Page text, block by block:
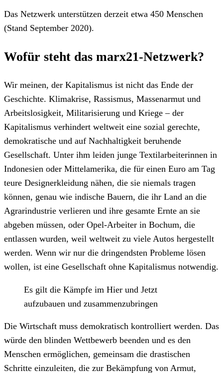
Das Netzwerk unterstützen derzeit etwa 450 Menschen
(Stand September 2020).
Wofür steht das marx21-Netzwerk?
Wir meinen, der Kapitalismus ist nicht das Ende der
Geschichte. Klimakrise, Rassismus, Massenarmut und
Arbeitslosigkeit, Militarisierung und Kriege – der
Kapitalismus verhindert weltweit eine sozial gerechte,
demokratische und auf Nachhaltigkeit beruhende
Gesellschaft. Unter ihm leiden junge Textilarbeiterinnen in
Indonesien oder Mittelamerika, die für einen Euro am Tag
teure Designerkleidung nähen, die sie niemals tragen
können, genau wie indische Bauern, die ihr Land an die
Agrarindustrie verlieren und ihre gesamte Ernte an sie
abgeben müssen, oder Opel-Arbeiter in Bochum, die
entlassen wurden, weil weltweit zu viele Autos hergestellt
werden. Wenn wir nur die dringendsten Probleme lösen
wollen, ist eine Gesellschaft ohne Kapitalismus notwendig.
Es gilt die Kämpfe im Hier und Jetzt
aufzubauen und zusammenzubringen
Die Wirtschaft muss demokratisch kontrolliert werden. Das
würde den blinden Wettbewerb beenden und es den
Menschen ermöglichen, gemeinsam die drastischen
Schritte einzuleiten, die zur Bekämpfung von Armut,